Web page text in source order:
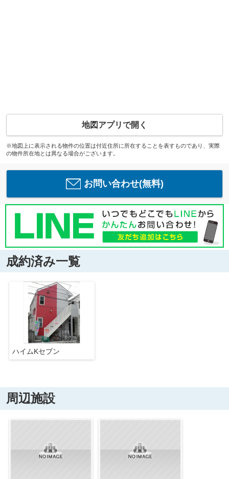
地図アプリで開く
※地図上に表示される物件の位置は付近住所に所在することを表すものであり、実際
の物件所在地とは異なる場合がございます。
お問い合わせ(無料)
成約済み一覧
ハイムKセブン
周辺施設